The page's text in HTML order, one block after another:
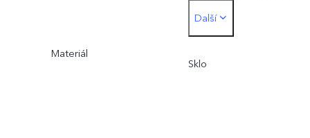
a použitých materiálů.
Další
Materiál
Sklo